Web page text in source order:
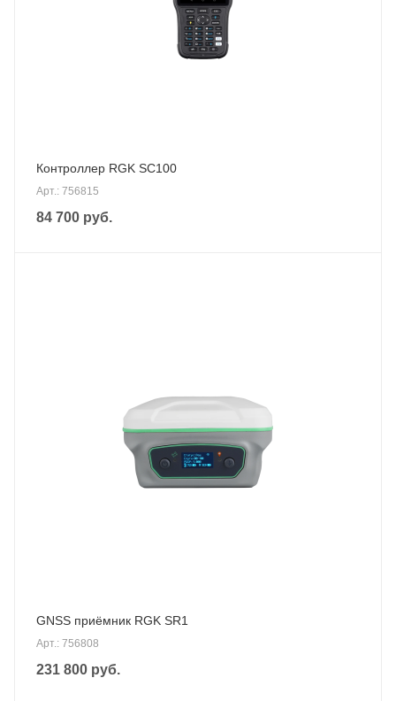
Контроллер RGK SC100
Арт.: 756815
84 700 руб.
GNSS приёмник RGK SR1
Арт.: 756808
231 800 руб.